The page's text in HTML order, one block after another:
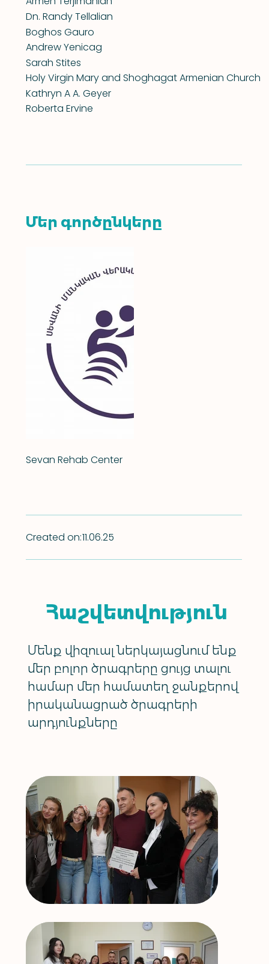
Dn. Randy Tellalian
Boghos Gauro
Andrew Yenicag
Sarah Stites
Holy Virgin Mary and Shoghagat Armenian Church
Kathryn A A. Geyer
Roberta Ervine
Մեր գործընկերը
Sevan Rehab Center
11.06.25
Created on:
Մենք վիզուալ ներկայացնում ենք
մեր բոլոր ծրագրերը ցույց տալու
համար մեր համատեղ ջանքերով
իրականացրած ծրագրերի
արդյունքները
Հաշվետվություն